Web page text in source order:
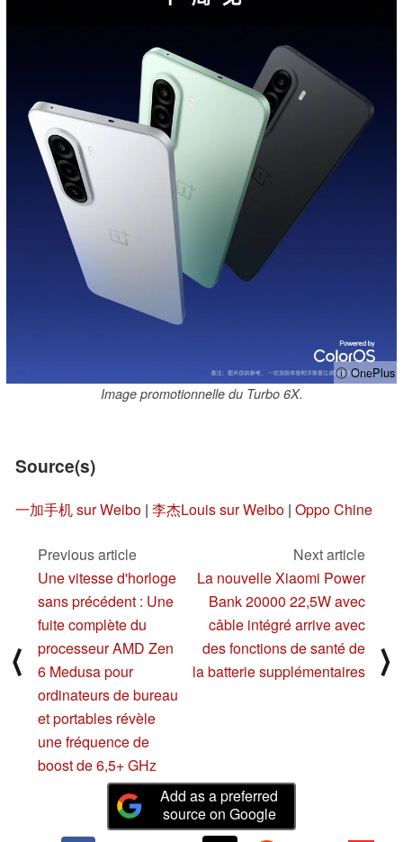
ⓘ OnePlus
Image promotionnelle du Turbo 6X.
Source(s)
一加手机 sur Weibo | 李杰Louis sur Weibo | Oppo Chine
⟨
Previous article
Une vitesse d'horloge
sans précédent : Une
fuite complète du
processeur AMD Zen
6 Medusa pour
ordinateurs de bureau
et portables révèle
une fréquence de
boost de 6,5+ GHz
Next article
La nouvelle Xiaomi Power
Bank 20000 22,5W avec
câble intégré arrive avec
des fonctions de santé de
la batterie supplémentaires
⟩
Add as a preferred
source on Google